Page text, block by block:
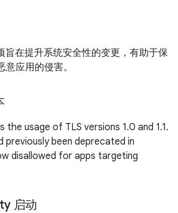
旨在提升系统安全性的变更，有助于保
应用的侵害。
the usage of TLS versions 1.0 and 1.1.
previously been deprecated in
disallowed for apps targeting
启动